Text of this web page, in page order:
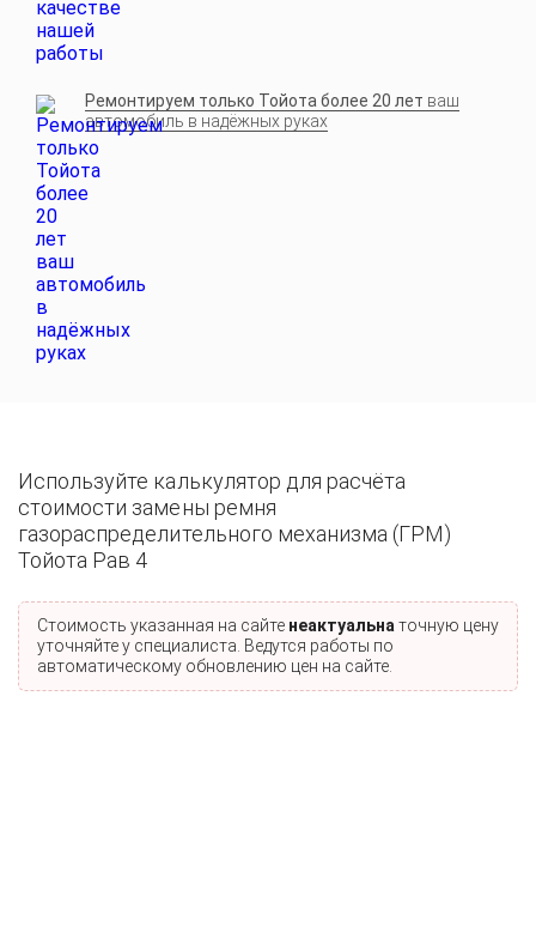
Ремонтируем только Тойота более 20 лет ваш
автомобиль в надёжных руках
Используйте калькулятор для расчёта
стоимости замены ремня
газораспределительного механизма (ГРМ)
Тойота Рав 4
Стоимость указанная на сайте неактуальна точную цену
уточняйте у специалиста. Ведутся работы по
автоматическому обновлению цен на сайте.